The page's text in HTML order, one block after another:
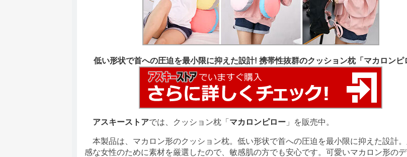
低い形状で首への圧迫を最小限に抑えた設計! 携帯性抜群のクッション枕「マカロンピ
アスキーストアでは、クッション枕「 マカロンピロー 」を販売中。
本製品は、マカロン形のクッション枕。低い形状で首への圧迫を最小限に抑えた設計
感な女性のために素材を厳選したので、敏感肌の方でも安心です。可愛いマカロン形の